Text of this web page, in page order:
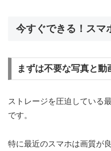
今すぐできる！スマ
まずは不要な写真と動
ストレージを圧迫している
です。
特に最近のスマホは画質が